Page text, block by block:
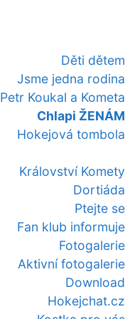
Děti dětem
Jsme jedna rodina
Petr Koukal a Kometa
Chlapi ŽENÁM
Hokejová tombola
Království Komety
Dortiáda
Ptejte se
Fan klub informuje
Fotogalerie
Aktivní fotogalerie
Download
Hokejchat.cz